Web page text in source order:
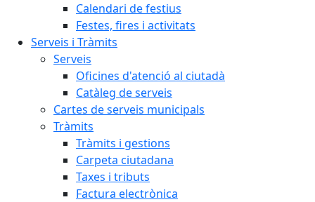
Calendari de festius
Festes, fires i activitats
Serveis i Tràmits
Serveis
Oficines d'atenció al ciutadà
Catàleg de serveis
Cartes de serveis municipals
Tràmits
Tràmits i gestions
Carpeta ciutadana
Taxes i tributs
Factura electrònica